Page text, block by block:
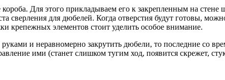
Для этого прикладываем его к закрепленным на
сверления для дюбелей. Когда отверстия будут готовы,
крепежных элементов стоит уделить особое внимание.
и неравномерно закрутить дюбели, то последние со
ими (станет слишком тугим ход, появится скрежет,